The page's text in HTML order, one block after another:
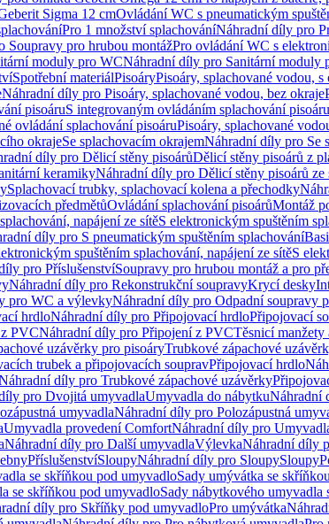
Sigma 12 cmOvládání WC s pneumatickým
Pro 1 množství splachováníNáhradní díly pro
Soupravy pro hrubou montážPro ovládání WC s
moduly pro WCNáhradní díly pro Sanitární moduly
Spotřební materiálPisoáryPisoáry, splachované vodou, s
Náhradní díly pro Pisoáry, splachované vodou, bez okraje
pisoáruS integrovaným ovládáním splachování pisoáru
ovládání splachování pisoáruPisoáry, splachované
okrajeSe splachovacím okrajemNáhradní díly pro Se
díly pro Dělicí stěny pisoárůDělicí stěny pisoárů z
keramikyNáhradní díly pro Dělicí stěny pisoárů ze
Splachovací trubky, splachovací kolena a přechodky
předmětůOvládání splachování pisoárůMontáž
napájení ze sítěS elektronickým spuštěním
díly pro S pneumatickým spuštěním splachování
spuštěním splachování, napájení ze sítěS
pro PříslušenstvíSoupravy pro hrubou montáž a pro
Náhradní díly pro Rekonstrukční soupravyKrycí desky
pro WC a výlevkyNáhradní díly pro Odpadní soupravy
hrdloNáhradní díly pro Připojovací hrdloPřipojovací
PVCNáhradní díly pro Připojení z PVCTěsnicí
uzávěrky pro pisoáryTrubkové zápachové
trubek a připojovacích soupravPřipojovací hrdlo
díly pro Trubkové zápachové uzávěrky
pro Dvojitá umyvadlaUmyvadla do nábytkuNáhradní
umyvadlaNáhradní díly pro Polozápustná
Umyvadla provedení ComfortNáhradní díly pro
Náhradní díly pro Další umyvadlaVýlevkaNáhradní díly
PříslušenstvíSloupyNáhradní díly pro SloupySloupy
se skříňkou pod umyvadloSady umývátka se
se skříňkou pod umyvadloSady nábytkového
díly pro Skříňky pod umyvadloPro umývátka